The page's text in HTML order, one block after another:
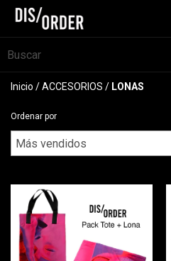
Inicio /ACCESORIOS / LONAS
Ordenar por